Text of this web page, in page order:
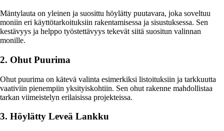
Mäntylauta on yleinen ja suosittu höylätty puutavara, joka soveltuu
moniin eri käyttötarkoituksiin rakentamisessa ja sisustuksessa. Sen
kestävyys ja helppo työstettävyys tekevät siitä suositun valinnan
monille.
2. Ohut Puurima
Ohut puurima on kätevä valinta esimerkiksi listoituksiin ja tarkkuutta
vaativiin pienempiin yksityiskohtiin. Sen ohut rakenne mahdollistaa
tarkan viimeistelyn erilaisissa projekteissa.
3. Höylätty Leveä Lankku